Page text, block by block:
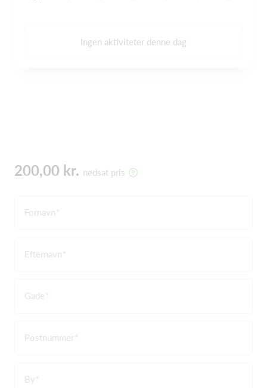
Ingen aktiviteter denne dag
200,00 kr. nedsat pris
Fornavn
Efternavn
Gade
Postnummer
By